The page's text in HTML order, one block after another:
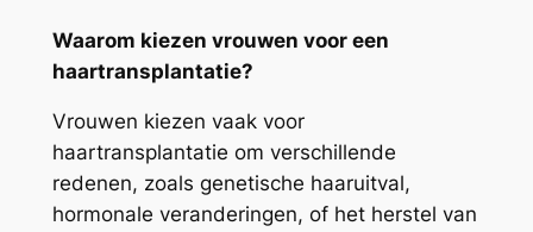
Waarom kiezen vrouwen voor een
haartransplantatie?
Vrouwen kiezen vaak voor
haartransplantatie om verschillende
redenen, zoals genetische haaruitval,
hormonale veranderingen, of het herstel van